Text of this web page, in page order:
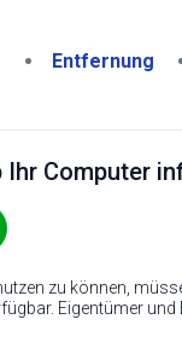
Entfernung
Ihr Computer
zu können,
Eigentümer